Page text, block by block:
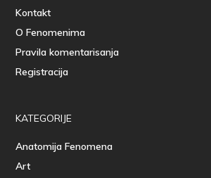
Kontakt
O Fenomenima
Pravila komentarisanja
Registracija
KATEGORIJE
Anatomija Fenomena
Art